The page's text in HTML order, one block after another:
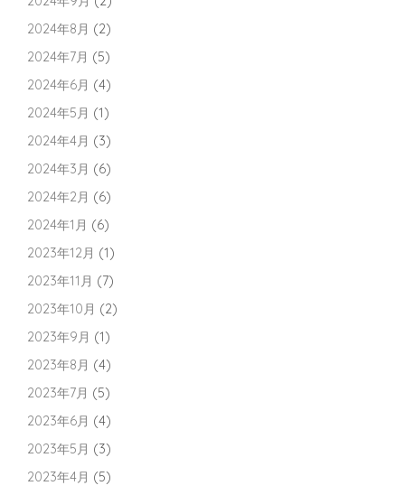
2024年8月 (2)
2024年7月 (5)
2024年6月 (4)
2024年5月 (1)
2024年4月 (3)
2024年3月 (6)
2024年2月 (6)
2024年1月 (6)
2023年12月 (1)
2023年11月 (7)
2023年10月 (2)
2023年9月 (1)
2023年8月 (4)
2023年7月 (5)
2023年6月 (4)
2023年5月 (3)
2023年4月 (5)